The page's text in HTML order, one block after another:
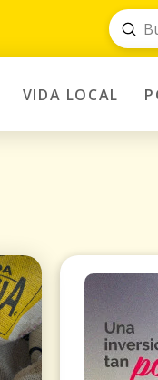
Search
VIDA LOCAL